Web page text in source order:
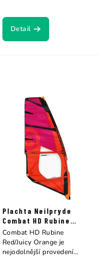
Detail
Plachta Neilpryde
Combat HD Rubine
Red/Juicy Orange
Combat HD Rubine
Red/Juicy Orange je
nejodolnější provedení